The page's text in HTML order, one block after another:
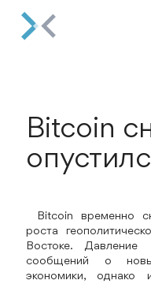
Bitcoin
Bitcoin временно
роста
Востоке.
сообщений о
экономики, однако